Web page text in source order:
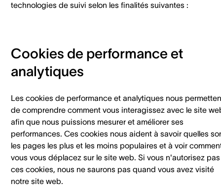
technologies de suivi selon les finalités suivantes :
Cookies de performance et
analytiques
Les cookies de performance et analytiques nous
de comprendre comment vous interagissez avec le site
afin que nous puissions mesurer et améliorer ses
performances. Ces cookies nous aident à savoir quelles
les pages les plus et les moins populaires et à voir
vous vous déplacez sur le site web. Si vous n'autorisez pas
ces cookies, nous ne saurons pas quand vous avez visité
notre site web.